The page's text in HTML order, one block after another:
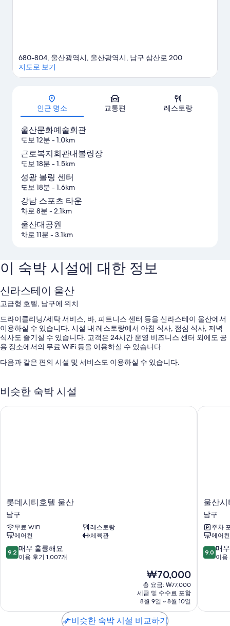
지도
680-804, 울산광역시, 울산광역시, 남구 삼산로 200
지도로 보기
인근 명소 교통편 레스토랑
울산문화예술회관
도보 12분 - 1.0km
근로복지회관내볼링장
도보 18분 - 1.5km
성광 볼링 센터
도보 18분 - 1.6km
강남 스포츠 타운
차로 8분 - 2.1km
울산대공원
차로 11분 - 3.1km
이 숙박 시설에 대한 정보
신라스테이 울산
고급형 호텔, 남구에 위치
드라이클리닝/세탁 서비스, 바, 피트니스 센터 등을 신라스테이 울산에서
이용하실 수 있습니다. 시설 내 레스토랑에서 아침 식사, 점심 식사, 저녁
식사도 즐기실 수 있습니다. 고객은 24시간 운영 비즈니스 센터 외에도 공
용 장소에서의 무료 WiFi 등을 이용하실 수 있습니다.
다음과 같은 편의 시설 및 서비스도 이용하실 수 있습니다.
24시간 운영 프런트 데스크, 짐 보관 및 귀중품 보관함(프런트 데스크)
금연 시설, 엘리베이터 및 콘시어지 서비스
욕실 - 고급 세면용품 및 비데 이용 가능
40인치 평면 TV - 케이블 TV 채널 이용 가능
냉장고, 어린이용 식기 및 하우스키핑 서비스(매일)
비슷한 숙박 시설
롯
데
시
티
호
텔
울
롯데시티호텔 울산
남구
무료 WiFi
레스토랑
에어컨
체육관
10
점
매
9.2 매우 훌륭해요
이용 후기 1,007개
현
재
요
금
₩70,000
₩70,000
총 요금: ₩77,000
세금 및 수수료 포함
8월 9일 ~ 8월 10일
롯데시티호텔 울산
울
산
시
티
호
텔
남
울산
남구
주차
에어컨
10
점
매
9.0 매
이용
울산시
비슷한 숙박 시설 비교하기